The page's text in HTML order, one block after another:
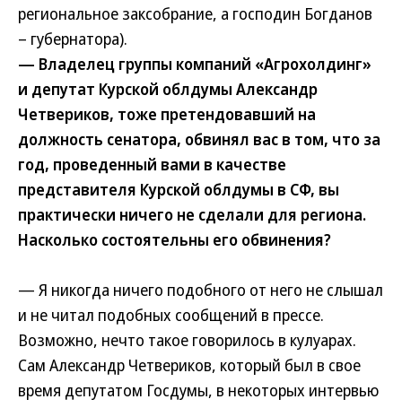
региональное заксобрание, а господин Богданов
– губернатора).
— Владелец группы компаний «Агрохолдинг»
и депутат Курской облдумы Александр
Четвериков, тоже претендовавший на
должность сенатора, обвинял вас в том, что за
год, проведенный вами в качестве
представителя Курской облдумы в СФ, вы
практически ничего не сделали для региона.
Насколько состоятельны его обвинения?
— Я никогда ничего подобного от него не слышал
и не читал подобных сообщений в прессе.
Возможно, нечто такое говорилось в кулуарах.
Сам Александр Четвериков, который был в свое
время депутатом Госдумы, в некоторых интервью